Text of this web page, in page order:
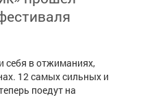
Погода
себя в отжиманиях,
12 самых сильных и
поедут на